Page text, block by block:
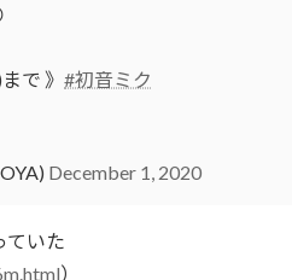
で 》 #初音ミク
December 1, 2020
ていた
）